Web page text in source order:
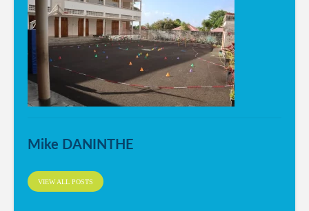
Mike DANINTHE
VIEW ALL POSTS